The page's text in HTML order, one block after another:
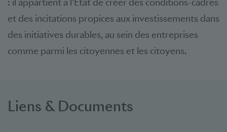
et des incitations propices aux investissements dans
des initiatives durables, au sein des entreprises
comme parmi les citoyennes et les citoyens.
Liens & Documents